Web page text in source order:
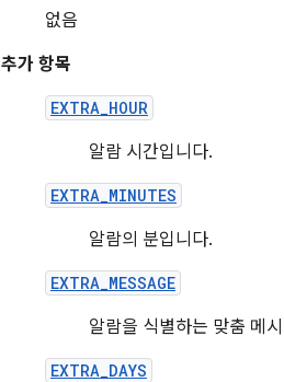
없음
추가 항목
EXTRA_HOUR
알람 시간입니다.
EXTRA_MINUTES
알람의 분입니다.
EXTRA_MESSAGE
알람을 식별하는 맞춤 메
EXTRA_DAYS